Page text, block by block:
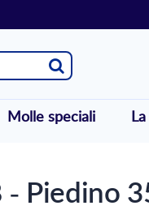
Molle speciali
- Piedino